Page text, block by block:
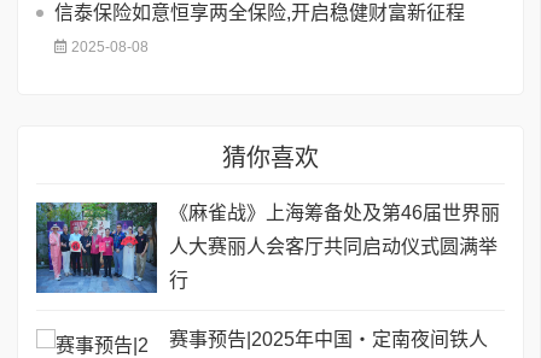
信泰保险如意恒享两全保险,开启稳健财富新征程
2025-08-08
猜你喜欢
《麻雀战》上海筹备处及第46届世界丽
人大赛丽人会客厅共同启动仪式圆满举
行
赛事预告|2025年中国・定南夜间铁人